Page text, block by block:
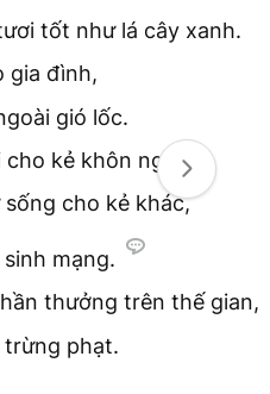
tốt như lá cây xanh.
gia đình,
gió lốc.
kẻ khôn ngoan.
cho kẻ khác,
mạng.
thưởng trên thế gian,
trừng phạt.